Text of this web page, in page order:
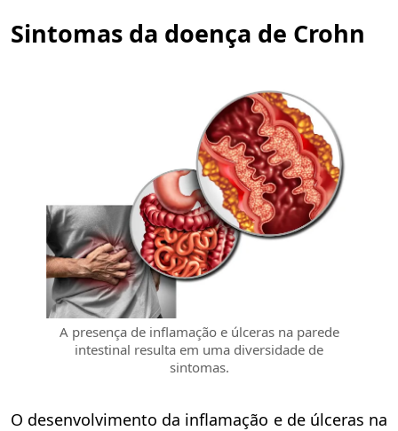
Sintomas da doença de Crohn
A presença de inflamação e úlceras na parede
intestinal resulta em uma diversidade de
sintomas.
O desenvolvimento da inflamação e de úlceras na